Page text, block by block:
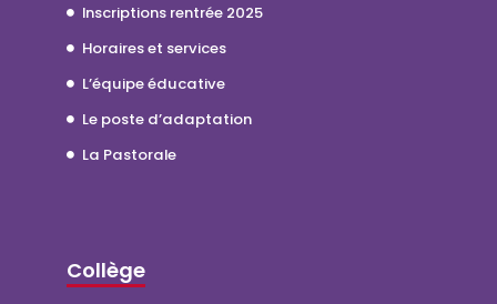
Inscriptions rentrée 2025
Horaires et services
L’équipe éducative
Le poste d’adaptation
La Pastorale
Collège